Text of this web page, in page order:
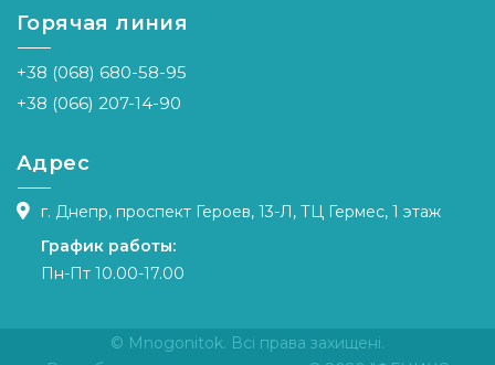
Горячая линия
+38 (068) 680-58-95
+38 (066) 207-14-90
Адрес
г. Днепр, проспект Героев, 13-Л, ТЦ Гермес, 1 этаж
График работы:
Пн-Пт 10.00-17.00
© Mnogonitok. Всі права захищені.